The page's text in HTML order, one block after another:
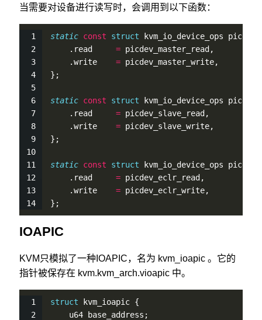
当需要对设备进行读写时，会调用到以下函数：
static const struct kvm_io_device_ops
    .read
= picdev_master_read,
    .write
= picdev_master_write,
};
static const struct kvm_io_device_ops
    .read
= picdev_slave_read,
    .write
= picdev_slave_write,
};
static const struct kvm_io_device_ops
    .read
= picdev_eclr_read,
    .write
= picdev_eclr_write,
};
IOAPIC
KVM只模拟了一种IOAPIC，名为 kvm_ioapic 。它的
指针被保存在 kvm.kvm_arch.vioapic 中。
struct kvm_ioapic {
    u64 base_address;